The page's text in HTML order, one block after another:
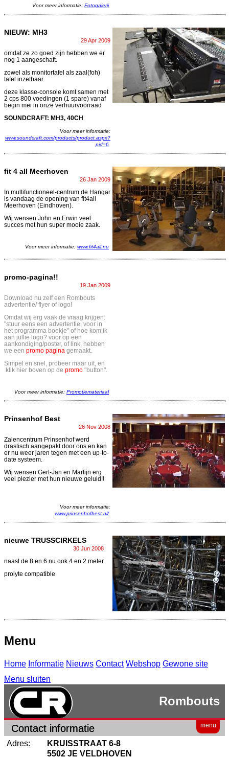
Voor meer informatie: Fotogalerij
NIEUW: MH3
29 Apr 2009
omdat ze zo goed zijn hebben we er
nog 1 aangeschaft.
zowel als monitortafel als zaal(foh)
tafel inzetbaar.
deze klasse-console komt samen met
2 cps 800 voedingen (1 spare) vanaf
begin mei in onze verhuurvoorraad
SOUNDCRAFT: MH3, 40CH
Voor meer informatie:
www.soundcraft.com/products/product.aspx?
pid=6
fit 4 all Meerhoven
26 Jan 2009
In multifunctioneel-centrum de Hangar
is vandaag de opening van fit4all
Meerhoven (Eindhoven).
Wij wensen John en Erwin veel
succes met hun super mooie zaak.
Voor meer informatie: www.fit4all.nu
promo-pagina!!
19 Jan 2009
Download nu zelf een Rombouts
advertentie/ flyer of logo!
Omdat wij erg vaak de vraag krijgen:
"stuur eens een advertentie, voor in
het programma boekje" of hoe kom ik
aan jullie logo? voor op een
aankondiging/poster, of link, hebben
we een promo pagina gemaakt.
Simpel en snel, probeer maar uit, en
klik hier boven op de promo "button".
Voor meer informatie: Promotiemateriaal
Prinsenhof Best
26 Nov 2008
Zalencentrum Prinsenhof werd
drastisch aangepakt door ons en kan
er nu weer jaren tegen met een up-to-
date systeem.
Wij wensen Gert-Jan en Martijn erg
veel plezier met hun nieuwe geluid!!
Voor meer informatie:
www.prinsenhofbest.nl/
nieuwe TRUSSCIRKELS
30 Jun 2008
naast de 8 en 6 nu ook 4 en 2 meter
prolyte compatible
Menu
Home Informatie Nieuws Contact Webshop Gewone site
Menu sluiten
Rombouts
Contact informatie menu
Adres:
KRUISSTRAAT 6-8
5502 JE VELDHOVEN